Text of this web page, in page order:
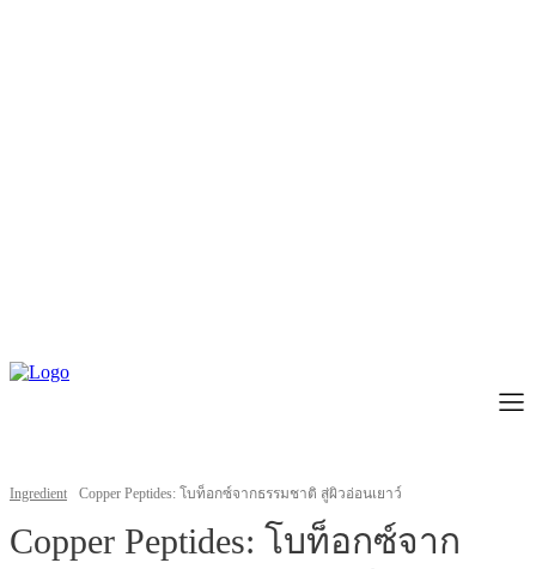
Ingredient Copper Peptides: โบท็อกซ์จากธรรมชาติ สู่ผิวอ่อนเยาว์
Copper Peptides: โบท็อกซ์จาก